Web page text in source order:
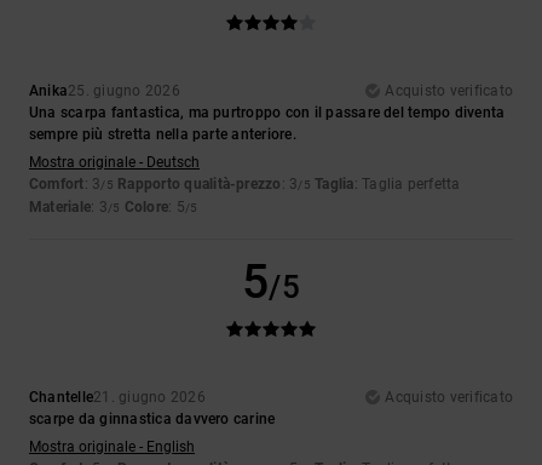
Anika25. giugno 2026
Acquisto verificato
Una scarpa fantastica, ma purtroppo con il passare del tempo diventa
sempre più stretta nella parte anteriore.
Mostra originale - Deutsch
Comfort: 3/5 Rapporto qualità-prezzo : 3/5 Taglia: Taglia perfetta
Materiale: 3/5 Colore: 5/5
5/5
Chantelle21. giugno 2026
Acquisto verificato
scarpe da ginnastica davvero carine
Mostra originale - English